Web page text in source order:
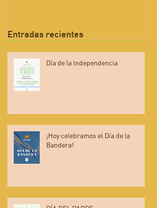
Entradas recientes
Día de la Independencia
¡Hoy celebramos el Día de la
Bandera!